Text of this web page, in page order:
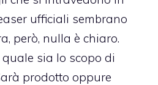
ufficiali sembrano
però, nulla è chiaro.
sia lo scopo di
prodotto oppure